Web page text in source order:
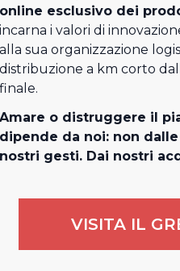
online esclusivo dei
incarna i valori di
alla sua organizzazione
distribuzione a km corto
finale.
Amare o distruggere il
dipende da noi: non
nostri gesti. Dai nostri
VISITA IL